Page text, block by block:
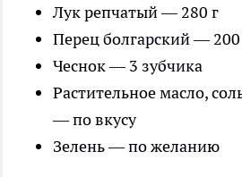
Лук репчатый — 280 г
Перец болгарский — 200
Чеснок — 3 зубчика
Растительное масло,
— по вкусу
Зелень — по желанию